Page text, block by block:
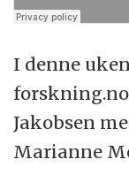
I denne
Jakobsen
Marianne